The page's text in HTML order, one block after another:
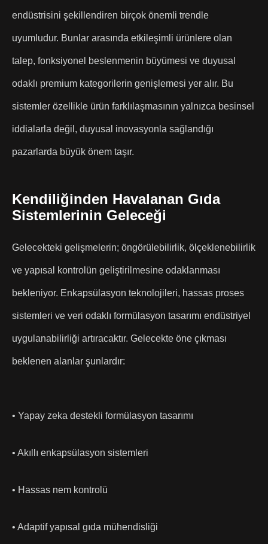
endüstrisini şekillendiren birçok önemli trendle
uyumludur. Bunlar arasında etkileşimli ürünlere olan
talep, fonksiyonel beslenmenin büyümesi ve duyusal
odaklı premium kategorilerin genişlemesi yer alır. Bu
sistemler özellikle ürün farklılaşmasının yalnızca besinsel
iddialarla değil, duyusal inovasyonla sağlandığı
pazarlarda büyük önem taşır.
Kendiliğinden Havalanan Gıda
Sistemlerinin Geleceği
Gelecekteki gelişmelerin; öngörülebilirlik, ölçeklenebilirlik
ve yapısal kontrolün geliştirilmesine odaklanması
bekleniyor. Enkapsülasyon teknolojileri, hassas proses
sistemleri ve veri odaklı formülasyon tasarımı endüstriyel
uygulanabilirliği artıracaktır. Gelecekte öne çıkması
beklenen alanlar şunlardır:
• Yapay zeka destekli formülasyon tasarımı
• Akıllı enkapsülasyon sistemleri
• Hassas nem kontrolü
• Adaptif yapısal gıda mühendisliği